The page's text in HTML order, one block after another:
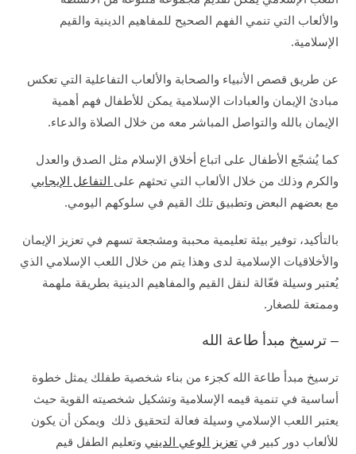
والألعاب التي تنمي الفهم الصحيح للمفاهيم الدينية والقيم
الإسلامية.
عن طريق قصص الأنبياء والصحابة والألعاب التفاعلية التي تعكس
مبادئ الإيمان والعبادات الإسلامية يمكن للأطفال فهم أهمية
الإيمان بالله والتواصل المباشر معه من خلال الصلاة والدعاء.
كما يُشجّع الأطفال على اتباع أخلاق الإسلام مثل الصدق والعدل
والكرم وذلك من خلال الألعاب التي تحثهم على التفاعل الإيجابي
مع بعضهم البعض وتطبيق تلك القيم في سلوكهم اليومي.
بالتأكيد، توفير بيئة تعليمية محببة ومشجعة تسهم في تعزيز الإيمان
والأخلاقيات الإسلامية لدى وهذا يتم من خلال اللعب الإسلامي الذي
يُعتبر وسيلة فعّالة لنقل القيم والمفاهيم الدينية بطريقة ملهمة
وممتعة للصغار.
– ترسيخ مبدأ طاعة الله
ترسيخ مبدأ طاعة الله كجزء من بناء شخصية طفلك يمثل خطوة
أساسية في تنمية قيمه الإسلامية وتشكيل شخصيته القوية حيث
يعتبر اللعب الإسلامي وسيلة فعالة لتحقيق ذلك ويمكن أن يكون
للألعاب دور كبير فيتعزيز الوعي الديني وتعليم الطفل قيم